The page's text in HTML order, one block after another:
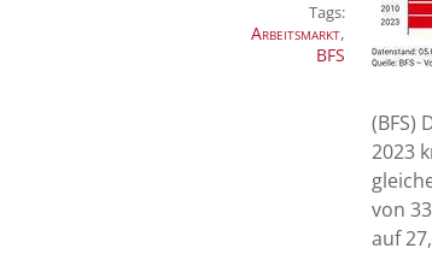
Tags:
Arbeitsmarkt,
BFS
(BFS)
2023
von
auf